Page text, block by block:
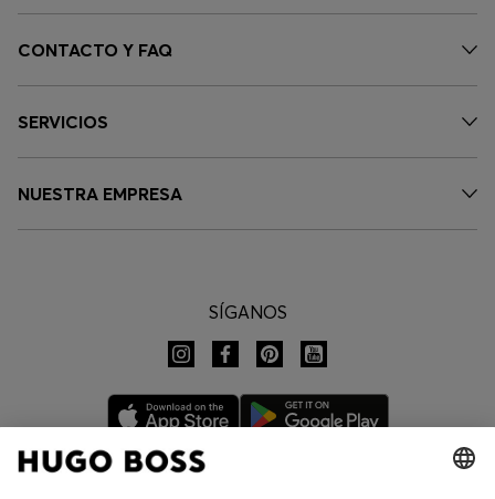
CONTACTO Y FAQ
SERVICIOS
NUESTRA EMPRESA
SÍGANOS
CAMBIAR PAÍS: